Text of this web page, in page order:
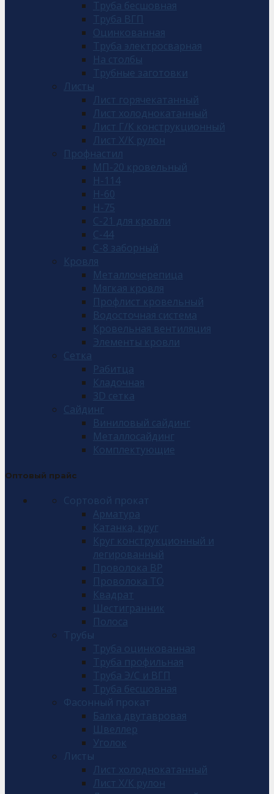
Труба бесшовная
Труба ВГП
Оцинкованная
Труба электросварная
На столбы
Трубные заготовки
Листы
Лист горячекатанный
Лист холоднокатанный
Лист Г/К конструкционный
Лист Х/К рулон
Профнастил
МП-20 кровельный
Н-114
Н-60
Н-75
С-21 для кровли
С-44
С-8 заборный
Кровля
Металлочерепица
Мягкая кровля
Профлист кровельный
Водосточная система
Кровельная вентиляция
Элементы кровли
Сетка
Рабитца
Кладочная
3D сетка
Сайдинг
Виниловый сайдинг
Металлосайдинг
Комплектующие
Оптовый прайс
Сортовой прокат
Арматура
Катанка, круг
Круг конструкционный и
легированный
Проволока ВР
Проволока ТО
Квадрат
Шестигранник
Полоса
Трубы
Труба оцинкованная
Труба профильная
Труба Э/С и ВГП
Труба бесшовная
Фасонный прокат
Балка двутавровая
Швеллер
Уголок
Листы
Лист холоднокатанный
Лист Х/К рулон